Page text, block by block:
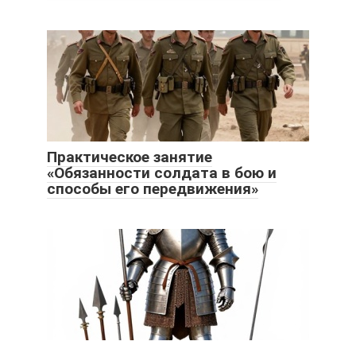
Практическое занятие
«Обязанности солдата в бою и
способы его передвижения»